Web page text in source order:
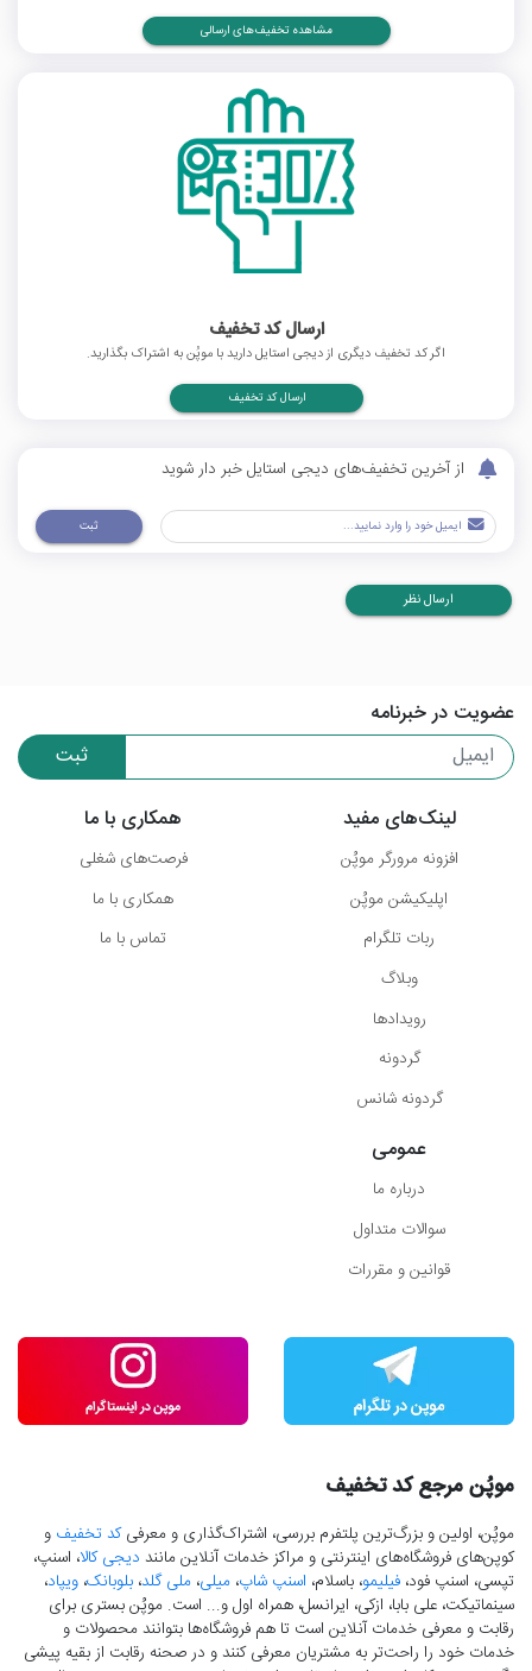
مشاهده تخفیف‌های ارسالی
ارسال کد تخفیف
اگر کد تخفیف دیگری از دیجی استایل دارید با موپُن به اشتراک بگذارید.
ارسال کد تخفیف
از آخرین تخفیف‌های دیجی استایل خبر دار شوید
ثبت
ارسال نظر
عضویت در خبرنامه
ثبت
لینک‌های مفید
افزونه مرورگر موپُن
اپلیکیشن موپُن
ربات تلگرام
وبلاگ
رویدادها
گردونه
گردونه شانس
همکاری با ما
فرصت‌های شغلی
همکاری با ما
تماس با ما
عمومی
درباره ما
سوالات متداول
قوانین و مقررات
موپُن مرجع کد تخفیف
موپُن، اولین و بزرگ‌ترین پلتفرم بررسی، اشتراک‌گذاری و معرفیکد تخفیف و
کوپن‌های فروشگاه‌های اینترنتی و مراکز خدمات آنلاین مانند دیجی کالا، اسنپ،
تپسی، اسنپ فود، فیلیمو، باسلام، اسنپ شاپ، میلی، ملی گلد، بلوبانک، ویپاد،
سینماتیکت، علی بابا، ازکی، ایرانسل، همراه اول و... است. موپُن بستری برای
رقابت و معرفی خدمات آنلاین است تا هم فروشگاه‌ها بتوانند محصولات و
خدمات خود را راحت‌تر به مشتریان معرفی کنند و در صحنه رقابت از بقیه پیشی